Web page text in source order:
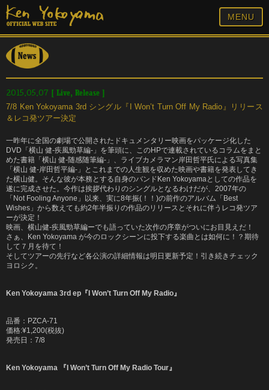
MENU
2015.05.07 [ Live, Release ]
7/8 Ken Yokoyama 3rd シングル『I Won’t Turn Off My Radio』リリース
＆レコ発ツアー決定
一昨年に全国の劇場で公開されたドキュメンタリー映画をパッケージ化した
DVD「横山 健-疾風勁草編-」を筆頭に、このHPで連載されているコラムをまと
めた書籍「横山 健-随感随筆編-」、ライブカメラマン岸田哲平氏による写真集
「横山 健-岸田哲平編-」とこれまでの人生観を収めた映画や書籍を発表してき
た横山健。そんな彼が本務とする自身のバンドKen Yokoyamaとしての作品を
遂に完成させた。今作は挨拶代わりのシングルとなるわけだが、2007年の
「Not Fooling Anyone」以来、実に8年振(！！)の前作のアルバム「Best
Wishes」から数えても約2年半振りの作品のリリースとそれに伴うレコ発ツア
ーが決定！
映画、横山健-疾風勁草編ーでも語っていた次作の序章がついにお目見えだ！
さぁ、Ken Yokoyama が今のロックシーンに投下する楽曲とは如何に！？期待
して７月を待て！
そしてツアーの先行など各公演の詳細情報は明日更新予定！引き続きチェック
ヨロシク。
Ken Yokoyama 3rd ep『I Won’t Turn Off My Radio』
品番：PZCA-71
価格:¥1,200(税抜)
発売日：7/8
Ken Yokoyama 『I Won’t Turn Off My Radio Tour』